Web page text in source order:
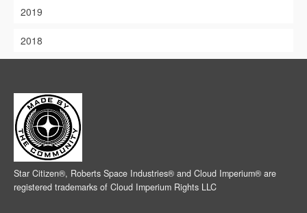
2019
2018
Star Citizen®, Roberts Space Industries® and Cloud Imperium® are
registered trademarks of Cloud Imperium Rights LLC